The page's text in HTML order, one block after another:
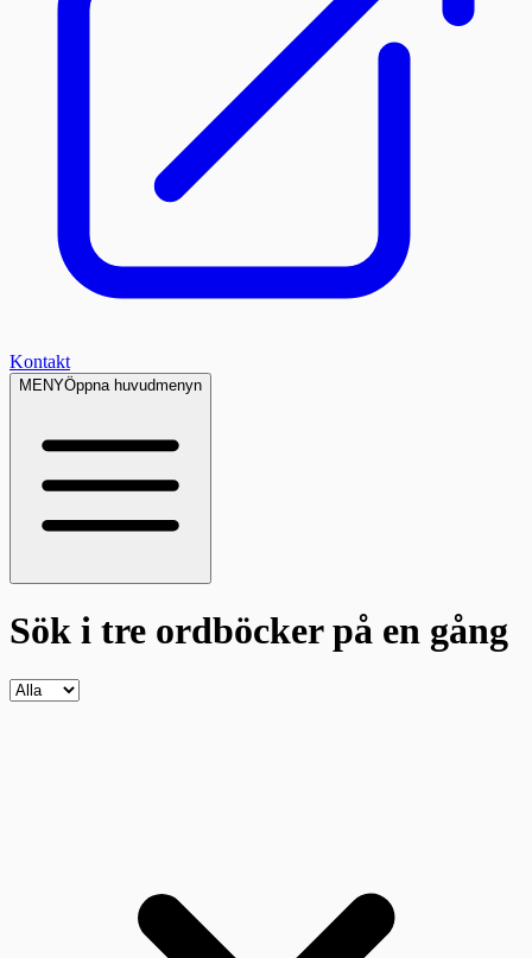
Kontakt
MENYÖppna huvudmenyn
Sök i tre ordböckerpå en gång